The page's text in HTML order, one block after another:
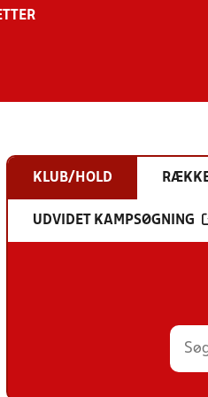
KLUB/HOLD
UDVIDET KAMPSØGNING